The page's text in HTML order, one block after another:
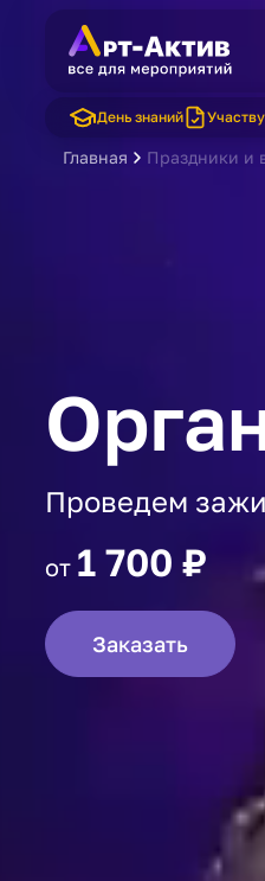
День знаний
Главная Праздники и
Проведем
от 1 700 ₽
Заказать